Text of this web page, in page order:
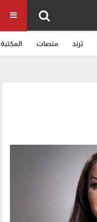
ترند منصات المكتبة